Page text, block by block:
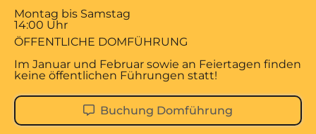
Montag bis Samstag
14:00 Uhr
ÖFFENTLICHE DOMFÜHRUNG
Im Januar und Februar sowie an Feiertagen finden
keine öffentlichen Führungen statt!
Buchung Domführung